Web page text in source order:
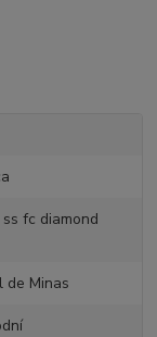
fc diamond
de Minas